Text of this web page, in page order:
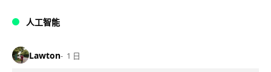
人工智能
Lawton 1 日